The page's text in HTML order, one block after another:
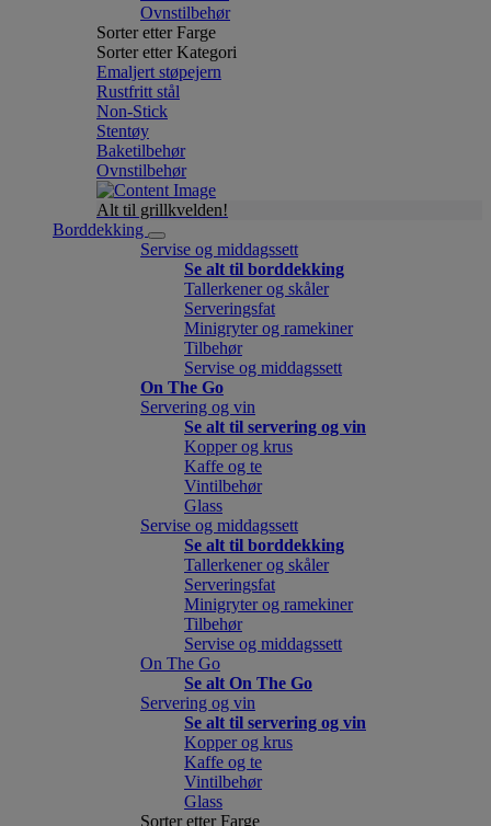
Ovnstilbehør
Sorter etter Farge
Sorter etter Kategori
Emaljert støpejern
Rustfritt stål
Non-Stick
Stentøy
Baketilbehør
Ovnstilbehør
Alt til grillkvelden!
Borddekking
Servise og middagssett
Se alt til borddekking
Tallerkener og skåler
Serveringsfat
Minigryter og ramekiner
Tilbehør
Servise og middagssett
On The Go
Servering og vin
Se alt til servering og vin
Kopper og krus
Kaffe og te
Vintilbehør
Glass
Servise og middagssett
Se alt til borddekking
Tallerkener og skåler
Serveringsfat
Minigryter og ramekiner
Tilbehør
Servise og middagssett
On The Go
Se alt On The Go
Servering og vin
Se alt til servering og vin
Kopper og krus
Kaffe og te
Vintilbehør
Glass
Sorter etter Farge